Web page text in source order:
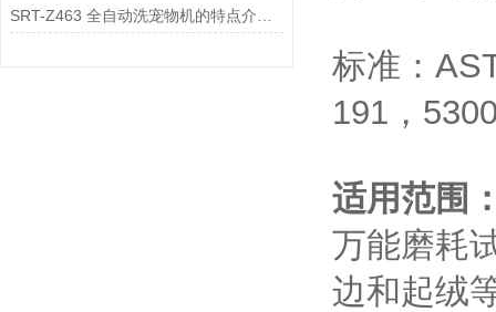
标准：
191，
适用范围
万能磨耗
边和起绒